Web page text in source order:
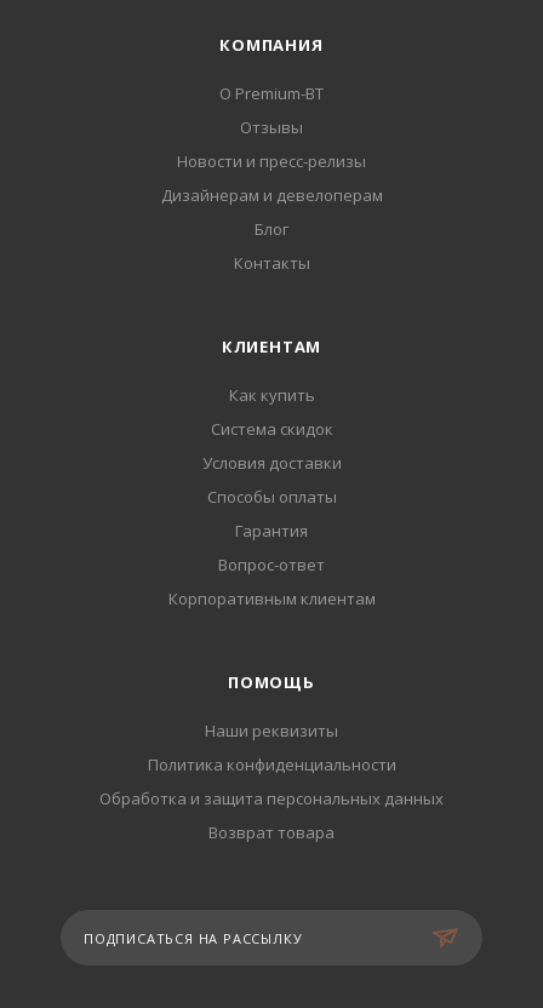
КОМПАНИЯ
О Premium-BT
Отзывы
Новости и пресс-релизы
Дизайнерам и девелоперам
Блог
Контакты
КЛИЕНТАМ
Как купить
Система скидок
Условия доставки
Способы оплаты
Гарантия
Вопрос-ответ
Корпоративным клиентам
ПОМОЩЬ
Наши реквизиты
Политика конфиденциальности
Обработка и защита персональных данных
Возврат товара
ПОДПИСАТЬСЯ НА РАССЫЛКУ